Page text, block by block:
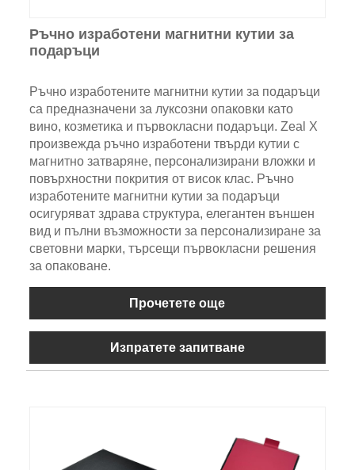
Ръчно изработени магнитни кутии за
подаръци
Ръчно изработените магнитни кутии за подаръци
са предназначени за луксозни опаковки като
вино, козметика и първокласни подаръци. Zeal X
произвежда ръчно изработени твърди кутии с
магнитно затваряне, персонализирани вложки и
повърхностни покрития от висок клас. Ръчно
изработените магнитни кутии за подаръци
осигуряват здрава структура, елегантен външен
вид и пълни възможности за персонализиране за
световни марки, търсещи първокласни решения
за опаковане.
Прочетете още
Изпратете запитване